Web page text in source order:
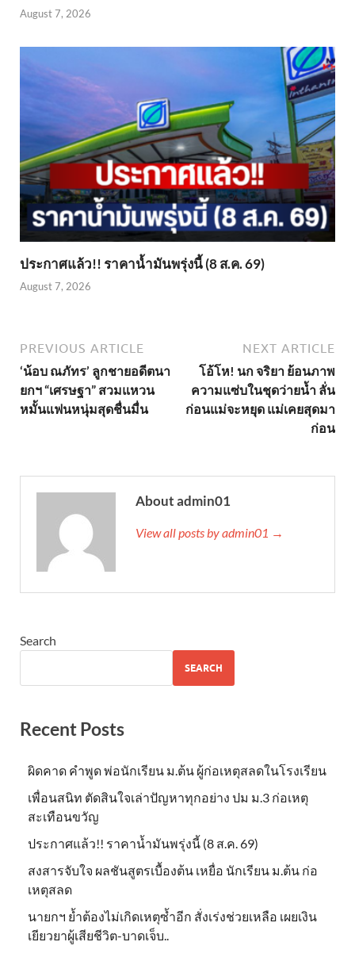
August 7, 2026
ประกาศแล้ว!! ราคาน้ำมันพรุ่งนี้ (8 ส.ค. 69)
August 7, 2026
PREVIOUS ARTICLE
‘น้อบ ณภัทร’ ลูกชายอดีตนา
ยกฯ “เศรษฐา” สวมแหวน
หมั้นแฟนหนุ่มสุดชื่นมื่น
NEXT ARTICLE
โอ้โห! นก จริยา ย้อนภาพ
ความแซ่บในชุดว่ายน้ำ ลั่น
ก่อนแม่จะหยุด แม่เคยสุดมา
ก่อน
About admin01
View all posts by admin01 →
Search
SEARCH
Recent Posts
ผิดคาด คำพูด พ่อนักเรียน ม.ต้น ผู้ก่อเหตุสลดในโรงเรียน
เพื่อนสนิท ตัดสินใจเล่าปัญหาทุกอย่าง ปม ม.3 ก่อเหตุ
สะเทือนขวัญ
ประกาศแล้ว!! ราคาน้ำมันพรุ่งนี้ (8 ส.ค. 69)
สงสารจับใจ ผลชันสูตรเบื้องต้น เหยื่อ นักเรียน ม.ต้น ก่อ
เหตุสลด
นายกฯ ย้ำต้องไม่เกิดเหตุซ้ำอีก สั่งเร่งช่วยเหลือ เผยเงิน
เยียวยาผู้เสียชีวิต-บาดเจ็บ..